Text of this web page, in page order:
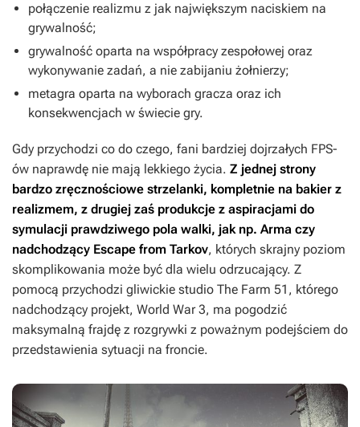
połączenie realizmu z jak największym naciskiem na
grywalność;
grywalność oparta na współpracy zespołowej oraz
wykonywanie zadań, a nie zabijaniu żołnierzy;
metagra oparta na wyborach gracza oraz ich
konsekwencjach w świecie gry.
Gdy przychodzi co do czego, fani bardziej dojrzałych FPS-
ów naprawdę nie mają lekkiego życia. Z jednej strony
bardzo zręcznościowe strzelanki, kompletnie na bakier z
realizmem, z drugiej zaś produkcje z aspiracjami do
symulacji prawdziwego pola walki, jak np. Arma czy
nadchodzący Escape from Tarkov, których skrajny poziom
skomplikowania może być dla wielu odrzucający. Z
pomocą przychodzi gliwickie studio The Farm 51, którego
nadchodzący projekt, World War 3, ma pogodzić
maksymalną frajdę z rozgrywki z poważnym podejściem do
przedstawienia sytuacji na froncie.